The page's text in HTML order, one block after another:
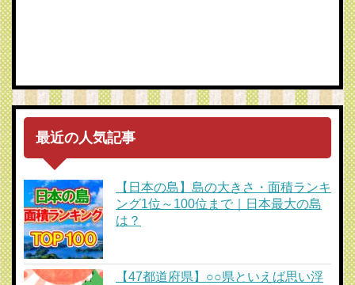
最近の人気記事
【日本の島】島の大きさ・面積ランキ
ング1位～100位まで｜日本最大の島
は？
【47都道府県】○○県といえば思い浮